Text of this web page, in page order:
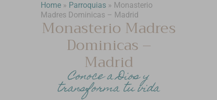
Home » Parroquias » Monasterio
Madres Dominicas – Madrid
Monasterio Madres
Dominicas –
Madrid
Conoce a Dios y
transforma tu vida